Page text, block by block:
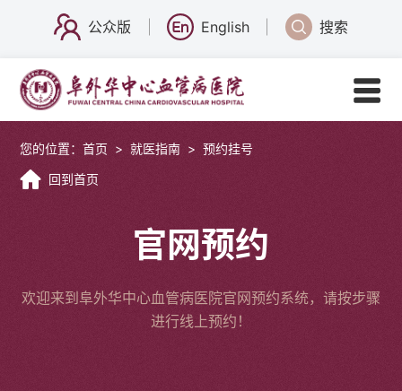
公众版 English 搜索
您的位置：首页 > 就医指南 > 预约挂号
回到首页
官网预约
欢迎来到阜外华中心血管病医院官网预约系统，请按步骤
进行线上预约！